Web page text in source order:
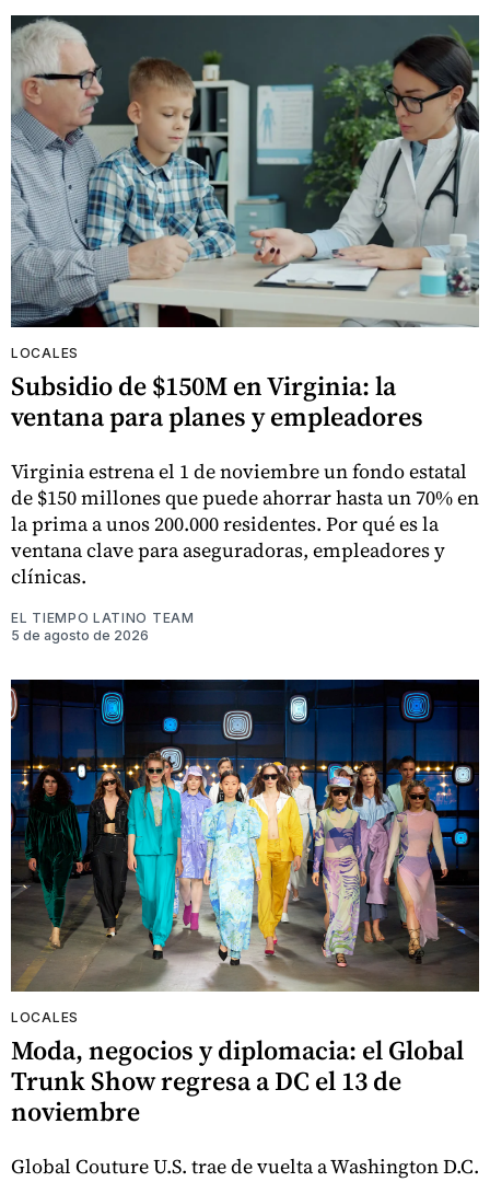
LOCALES
Subsidio de $150M en Virginia: la
ventana para planes y empleadores
Virginia estrena el 1 de noviembre un fondo estatal
de $150 millones que puede ahorrar hasta un 70% en
la prima a unos 200.000 residentes. Por qué es la
ventana clave para aseguradoras, empleadores y
clínicas.
EL TIEMPO LATINO TEAM
5 de agosto de 2026
LOCALES
Moda, negocios y diplomacia: el Global
Trunk Show regresa a DC el 13 de
noviembre
Global Couture U.S. trae de vuelta a Washington D.C.